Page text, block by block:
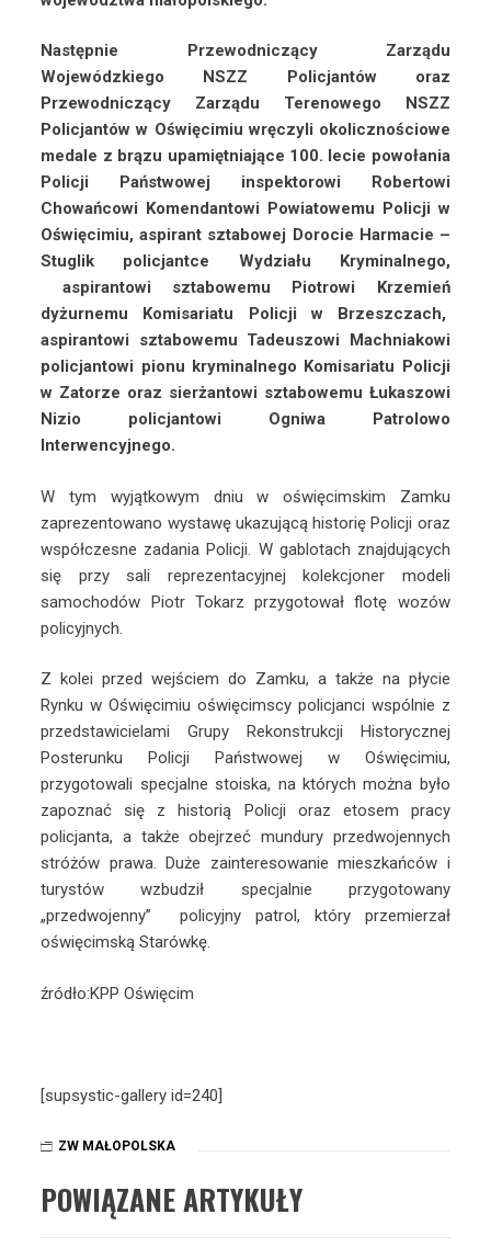
Następnie Przewodniczący Zarządu
Wojewódzkiego NSZZ Policjantów oraz
Przewodniczący Zarządu Terenowego NSZZ
Policjantów w Oświęcimiu wręczyli okolicznościowe
medale z brązu upamiętniające 100. lecie powołania
Policji Państwowej inspektorowi Robertowi
Chowańcowi Komendantowi Powiatowemu Policji w
Oświęcimiu, aspirant sztabowej Dorocie Harmacie –
Stuglik policjantce Wydziału Kryminalnego,
aspirantowi sztabowemu Piotrowi Krzemień
dyżurnemu Komisariatu Policji w Brzeszczach,
aspirantowi sztabowemu Tadeuszowi Machniakowi
policjantowi pionu kryminalnego Komisariatu Policji
w Zatorze oraz sierżantowi sztabowemu Łukaszowi
Nizio policjantowi Ogniwa Patrolowo
Interwencyjnego.
W tym wyjątkowym dniu w oświęcimskim Zamku
zaprezentowano wystawę ukazującą historię Policji oraz
współczesne zadania Policji. W gablotach znajdujących
się przy sali reprezentacyjnej kolekcjoner modeli
samochodów Piotr Tokarz przygotował flotę wozów
policyjnych.
Z kolei przed wejściem do Zamku, a także na płycie
Rynku w Oświęcimiu oświęcimscy policjanci wspólnie z
przedstawicielami Grupy Rekonstrukcji Historycznej
Posterunku Policji Państwowej w Oświęcimiu,
przygotowali specjalne stoiska, na których można było
zapoznać się z historią Policji oraz etosem pracy
policjanta, a także obejrzeć mundury przedwojennych
stróżów prawa. Duże zainteresowanie mieszkańców i
turystów wzbudził specjalnie przygotowany
„przedwojenny” policyjny patrol, który przemierzał
oświęcimską Starówkę.
źródło:KPP Oświęcim
[supsystic-gallery id=240]
ZW MAŁOPOLSKA
POWIĄZANE ARTYKUŁY